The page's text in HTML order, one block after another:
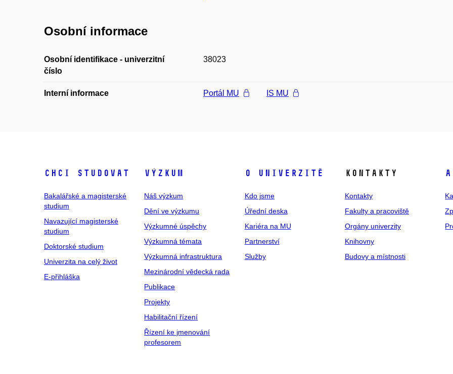
Osobní informace
Osobní identifikace - univerzitní
číslo
38023
Interní informace Portál MU IS MU
Chci studovat
Bakalářské a magisterské
studium
Navazující magisterské
studium
Doktorské studium
Univerzita na celý život
E-přihláška
Výzkum
Náš výzkum
Dění ve výzkumu
Výzkumné úspěchy
Výzkumná témata
Výzkumná infrastruktura
Mezinárodní vědecká rada
Publikace
Projekty
Habilitační řízení
Řízení ke jmenování
profesorem
O univerzitě
Kdo jsme
Úřední deska
Kariéra na MU
Partnerství
Služby
Kontakty
Kontakty
Fakulty a pracoviště
Orgány univerzity
Knihovny
Budovy a místnosti